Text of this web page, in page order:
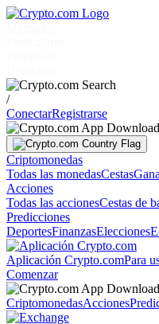
/
ConectarRegistrarse
Criptomonedas
Todas las monedasCestas
Acciones
Todas las accionesCestas de
Predicciones
DeportesFinanzasElecciones
Aplicación Crypto.comPara
Comenzar
CriptomonedasAcciones